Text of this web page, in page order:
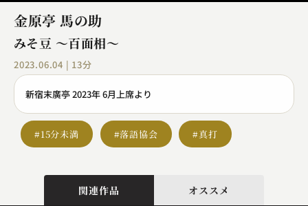
金原亭 馬の助
みそ豆 ～百面相～
2023.06.04 | 13分
新宿末廣亭 2023年 6月上席より
#15分未満 #落語協会 #真打
関連作品 オススメ